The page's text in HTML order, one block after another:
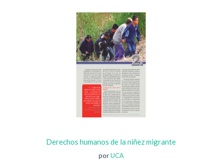
Derechos humanos de la niñez migrante
porUCA